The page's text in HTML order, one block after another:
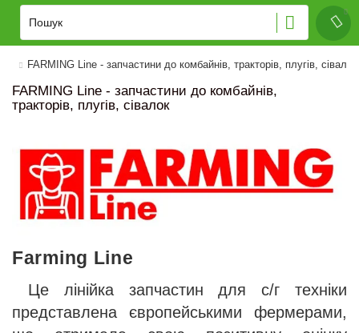
FARMING Line - запчастини до комбайнів, тракторів, плугів, сівал
FARMING Line - запчастини до комбайнів,
тракторів, плугів, сівалок
Farming Line
Це лінійка запчастин для с/г техніки
представлена європейськими фермерами,